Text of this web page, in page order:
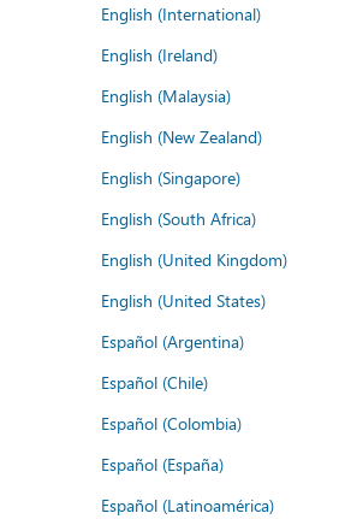
English (International)
English (Ireland)
English (Malaysia)
English (New Zealand)
English (Singapore)
English (South Africa)
English (United Kingdom)
English (United States)
Español (Argentina)
Español (Chile)
Español (Colombia)
Español (España)
Español (Latinoamérica)